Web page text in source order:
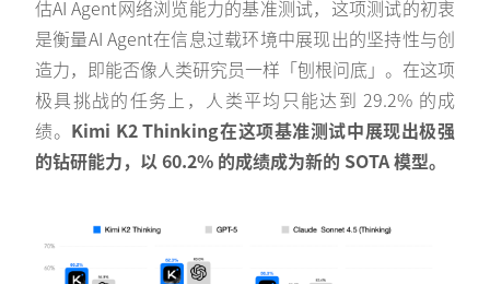
估AI Agent网络浏览能力的基准测试，这项测试的初衷
是衡量AI Agent在信息过载环境中展现出的坚持性与创
造力，即能否像人类研究员一样「刨根问底」。在这项
极具挑战的任务上，人类平均只能达到 29.2% 的成
绩。 Kimi K2 Thinking在这项基准测试中展现出极强
的钻研能力，以 60.2% 的成绩成为新的 SOTA 模型。